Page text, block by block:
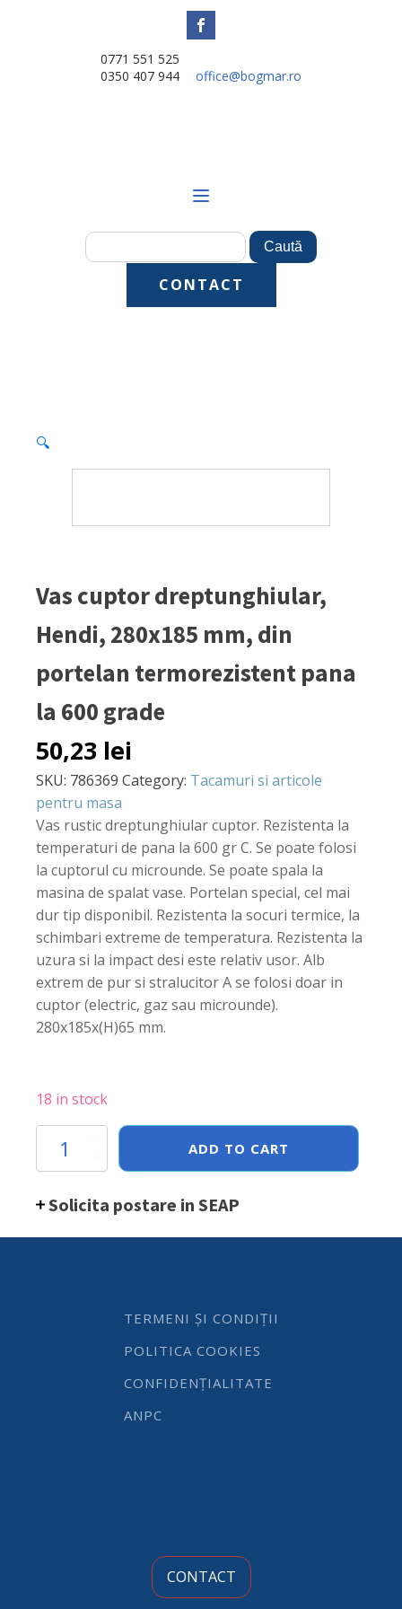
0771 551 525
0350 407 944
office@bogmar.ro
CONTACT
🔍
Vas cuptor dreptunghiular,
Hendi, 280x185 mm, din
portelan termorezistent pana
la 600 grade
50,23 lei
SKU: 786369 Category: Tacamuri si articole
pentru masa
Vas rustic dreptunghiular cuptor. Rezistenta la
temperaturi de pana la 600 gr C. Se poate folosi
la cuptorul cu microunde. Se poate spala la
masina de spalat vase. Portelan special, cel mai
dur tip disponibil. Rezistenta la socuri termice, la
schimbari extreme de temperatura. Rezistenta la
uzura si la impact desi este relativ usor. Alb
extrem de pur si stralucitor A se folosi doar in
cuptor (electric, gaz sau microunde).
280x185x(H)65 mm.
18 in stock
cuptor
dreptunghiular,
280x185
ADD TO CART
Solicita postare in SEAP
TERMENI ȘI CONDIȚII
POLITICA COOKIES
CONFIDENȚIALITATE
ANPC
CONTACT